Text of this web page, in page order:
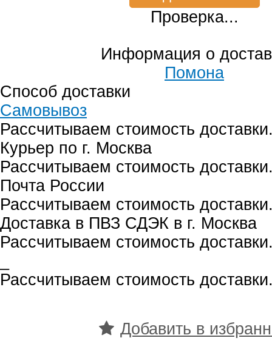
Проверка...
Информация о
Помона
Способ доставки
Самовывоз
Рассчитываем стоимость
Курьер по г. Москва
Рассчитываем стоимость
Почта России
Рассчитываем стоимость
Доставка в ПВЗ СДЭК в г. Москва
Рассчитываем стоимость
Рассчитываем стоимость
Добавить в